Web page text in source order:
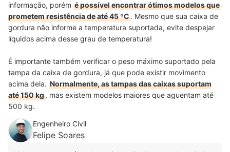
informação, porém é possível encontrar ótimos modelos que
prometem resistência de até 45 ºC. Mesmo que sua caixa de
gordura não informe a temperatura suportada, evite despejar
líquidos acima desse grau de temperatura!
É importante também verificar o peso máximo suportado pela
tampa da caixa de gordura, já que pode existir movimento
acima dela. Normalmente, as tampas das caixas suportam
até 150 kg, mas existem modelos maiores que aguentam até
500 kg.
Engenheiro Civil
Felipe Soares